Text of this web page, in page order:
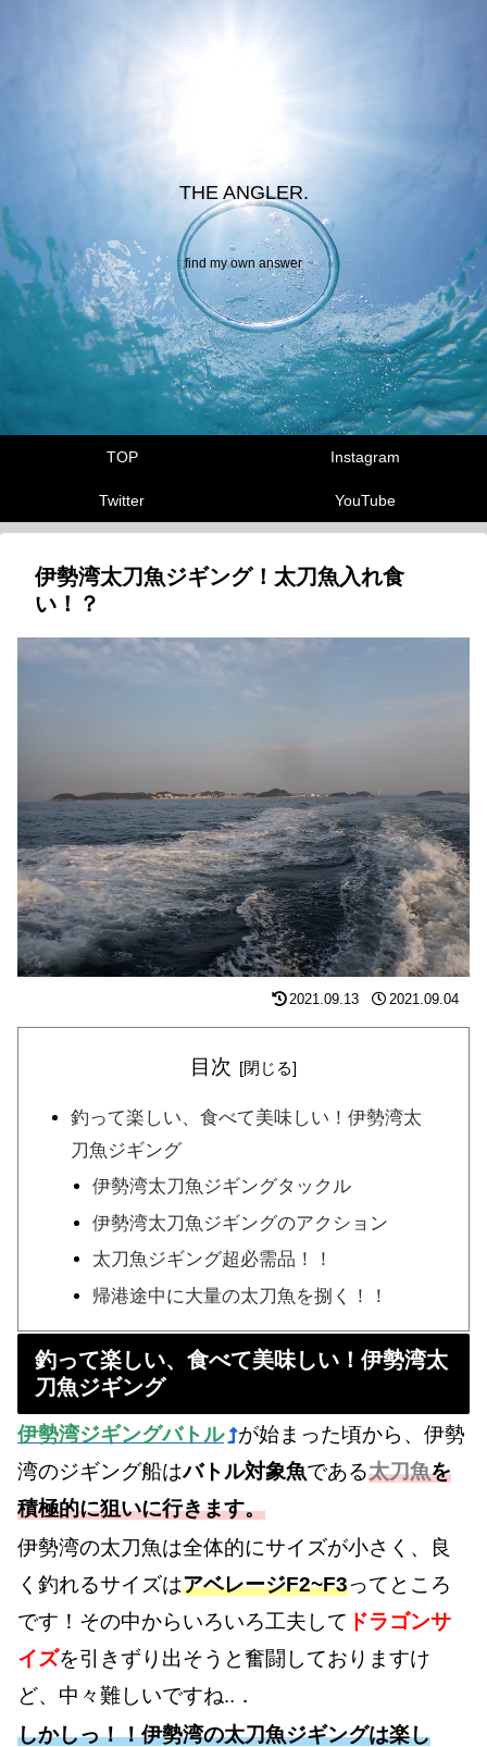
THE ANGLER.
find my own answer
TOP Instagram
Twitter YouTube
伊勢湾太刀魚ジギング！太刀魚入れ食
い！？
2021.09.13 2021.09.04
目次
釣って楽しい、食べて美味しい！伊勢湾太
刀魚ジギング
伊勢湾太刀魚ジギングタックル
伊勢湾太刀魚ジギングのアクション
太刀魚ジギング超必需品！！
帰港途中に大量の太刀魚を捌く！！
釣って楽しい、食べて美味しい！伊勢湾太
刀魚ジギング
伊勢湾ジギングバトル
が始まった頃から、伊勢
湾のジギング船はバトル対象魚である太刀魚を
積極的に狙いに行きます。
伊勢湾の太刀魚は全体的にサイズが小さく、良
く釣れるサイズはアベレージF2~F3ってところ
です！その中からいろいろ工夫して ドラゴンサ
イズを引きずり出そうと奮闘しておりますけ
ど、中々難しいですね..．
しかしっ！！伊勢湾の太刀魚ジギングは楽し